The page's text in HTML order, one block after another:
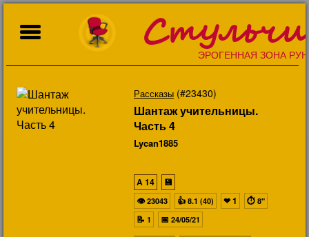
ЭРОГЕННАЯ ЗОНА
Рассказы (#23430)
Шантаж учительницы.
Часть 4
Lycan1885
A14
💾
👁23043 👍 8.1 (40) ❤1 ⏱ 8"
📝 1 📅 24/05/21